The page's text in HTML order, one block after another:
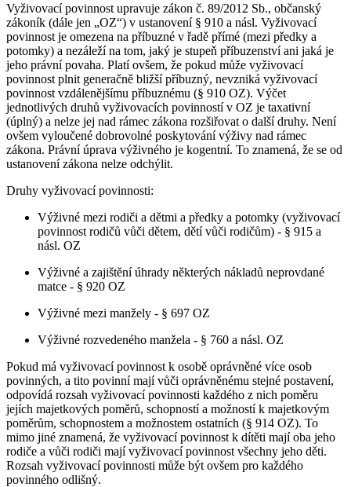
Vyživovací povinnost upravuje zákon č. 89/2012 Sb., občanský
zákoník (dále jen „OZ“) v ustanovení § 910 a násl. Vyživovací
povinnost je omezena na příbuzné v řadě přímé (mezi předky a
potomky) a nezáleží na tom, jaký je stupeň příbuzenství ani jaká je
jeho právní povaha. Platí ovšem, že pokud může vyživovací
povinnost plnit generačně bližší příbuzný, nevzniká vyživovací
povinnost vzdálenějšímu příbuznému (§ 910 OZ). Výčet
jednotlivých druhů vyživovacích povinností v OZ je taxativní
(úplný) a nelze jej nad rámec zákona rozšiřovat o další druhy. Není
ovšem vyloučené dobrovolné poskytování výživy nad rámec
zákona. Právní úprava výživného je kogentní. To znamená, že se od
ustanovení zákona nelze odchýlit.
Druhy vyživovací povinnosti:
Výživné mezi rodiči a dětmi a předky a potomky (vyživovací
povinnost rodičů vůči dětem, dětí vůči rodičům) - § 915 a
násl. OZ
Výživné a zajištění úhrady některých nákladů neprovdané
matce - § 920 OZ
Výživné mezi manžely - § 697 OZ
Výživné rozvedeného manžela - § 760 a násl. OZ
Pokud má vyživovací povinnost k osobě oprávněné více osob
povinných, a tito povinní mají vůči oprávněnému stejné postavení,
odpovídá rozsah vyživovací povinnosti každého z nich poměru
jejích majetkových poměrů, schopností a možností k majetkovým
poměrům, schopnostem a možnostem ostatních (§ 914 OZ). To
mimo jiné znamená, že vyživovací povinnost k dítěti mají oba jeho
rodiče a vůči rodiči mají vyživovací povinnost všechny jeho děti.
Rozsah vyživovací povinnosti může být ovšem pro každého
povinného odlišný.